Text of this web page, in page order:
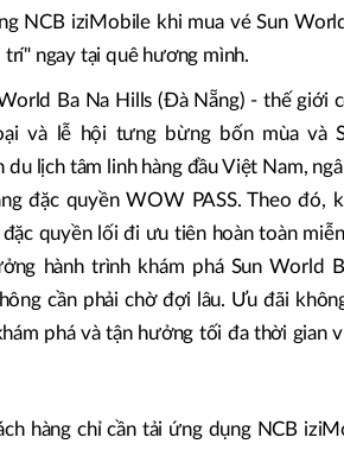
NCB iziMobile khi mua vé Sun
ngay tại quê hương mình.
Ba Na Hills (Đà Nẵng) - thế giới
và lễ hội tưng bừng bốn mùa và
lịch tâm linh hàng đầu Việt Nam,
đặc quyền WOW PASS. Theo đó,
quyền lối đi ưu tiên hoàn toàn
hành trình khám phá Sun World
cần phải chờ đợi lâu. Ưu đãi
phá và tận hưởng tối đa thời gian
hàng chỉ cần tải ứng dụng NCB